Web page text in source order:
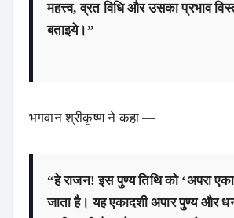
महत्त्व, व्रत विधि और उसका प्रभाव
बताइये।”
भगवान श्रीकृष्ण ने कहा —
“हे राजन! इस पुण्य तिथि को ‘अपरा
जाता है। यह एकादशी अपार पुण्य और